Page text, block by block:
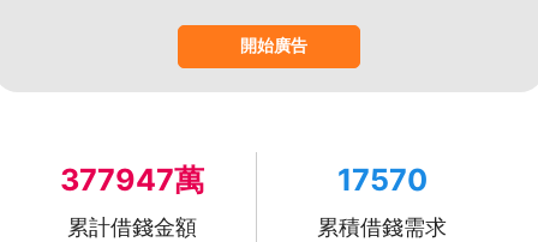
開始廣告
377947萬
累計借錢金額
17570
累積借錢需求